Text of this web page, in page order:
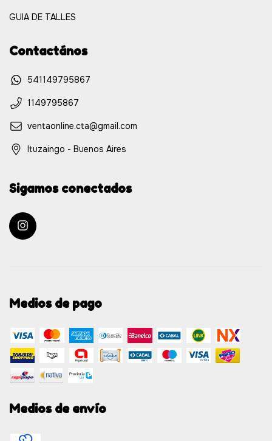
GUIA DE TALLES
Contactános
541149795867
1149795867
ventaonline.cta@gmail.com
Ituzaingo - Buenos Aires
Sigamos conectados
Medios de pago
Medios de envío